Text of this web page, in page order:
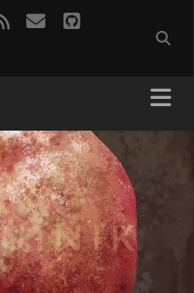
rss emailgithub